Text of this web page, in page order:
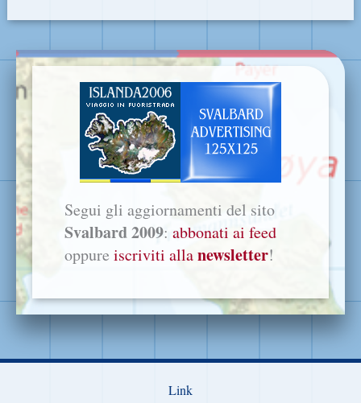
Segui gli aggiornamenti del sito
Svalbard 2009: abbonati ai feed
oppure iscriviti allanewsletter!
Link